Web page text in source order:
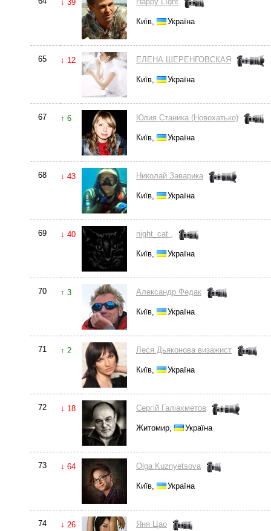
↓ 39
Київ, Україна
65 ↓ 12 ЕЛЕНА ШЕРЕНГОВСКАЯ
Київ, Україна
67 ↑ 6 Юлия Станика (Новохатько)
Київ, Україна
68 ↓ 43 Николай Заварика
Київ, Україна
69 ↓ 40 night_cat ,
Київ, Україна
70 ↑ 3 Александр Федак
Київ, Україна
71 ↑ 2 Леся Дьяконова визажист
Київ, Україна
72 ↓ 18 Сергій Галіахметов
Житомир, Україна
73 ↓ 64 Olga Kuznyetsova
Київ, Україна
74 ↓ 26 Яня Цао